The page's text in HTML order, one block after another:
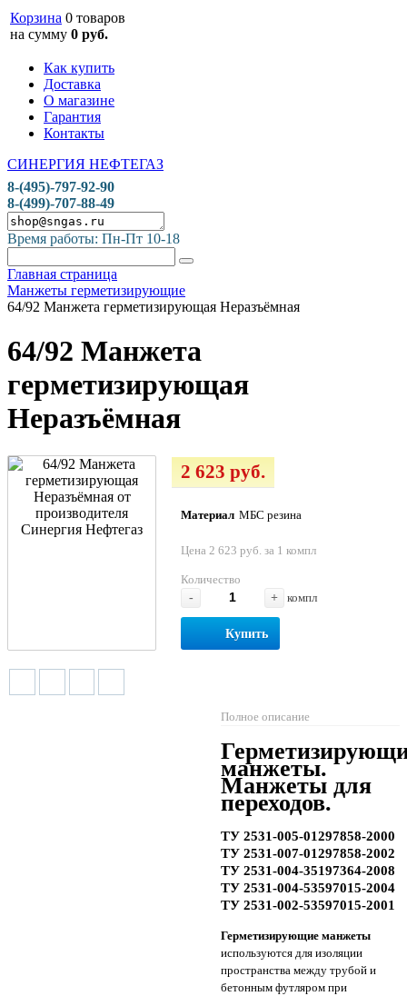
Корзина 0 товаров
на сумму 0 руб.
Как купить
Доставка
О магазине
Гарантия
Контакты
СИНЕРГИЯ НЕФТЕГАЗ
8-(495)-797-92-90
8-(499)-707-88-49
Время работы: Пн-Пт 10-18
Главная страница
Манжеты герметизирующие
64/92 Манжета герметизирующая Неразъёмная
64/92 Манжета
герметизирующая
Неразъёмная
2 623 руб.
Материал МБС резина
Цена 2 623 руб. за 1 компл
Количество
-
+ компл
Купить
Полное описание
манжеты.
Манжеты для
переходов.
ТУ 2531-005-01297858-2000
ТУ 2531-007-01297858-2002
ТУ 2531-004-35197364-2008
ТУ 2531-004-53597015-2004
ТУ 2531-002-53597015-2001
Герметизирующие манжеты
используются для изоляции
пространства между трубой и
бетонным футляром при